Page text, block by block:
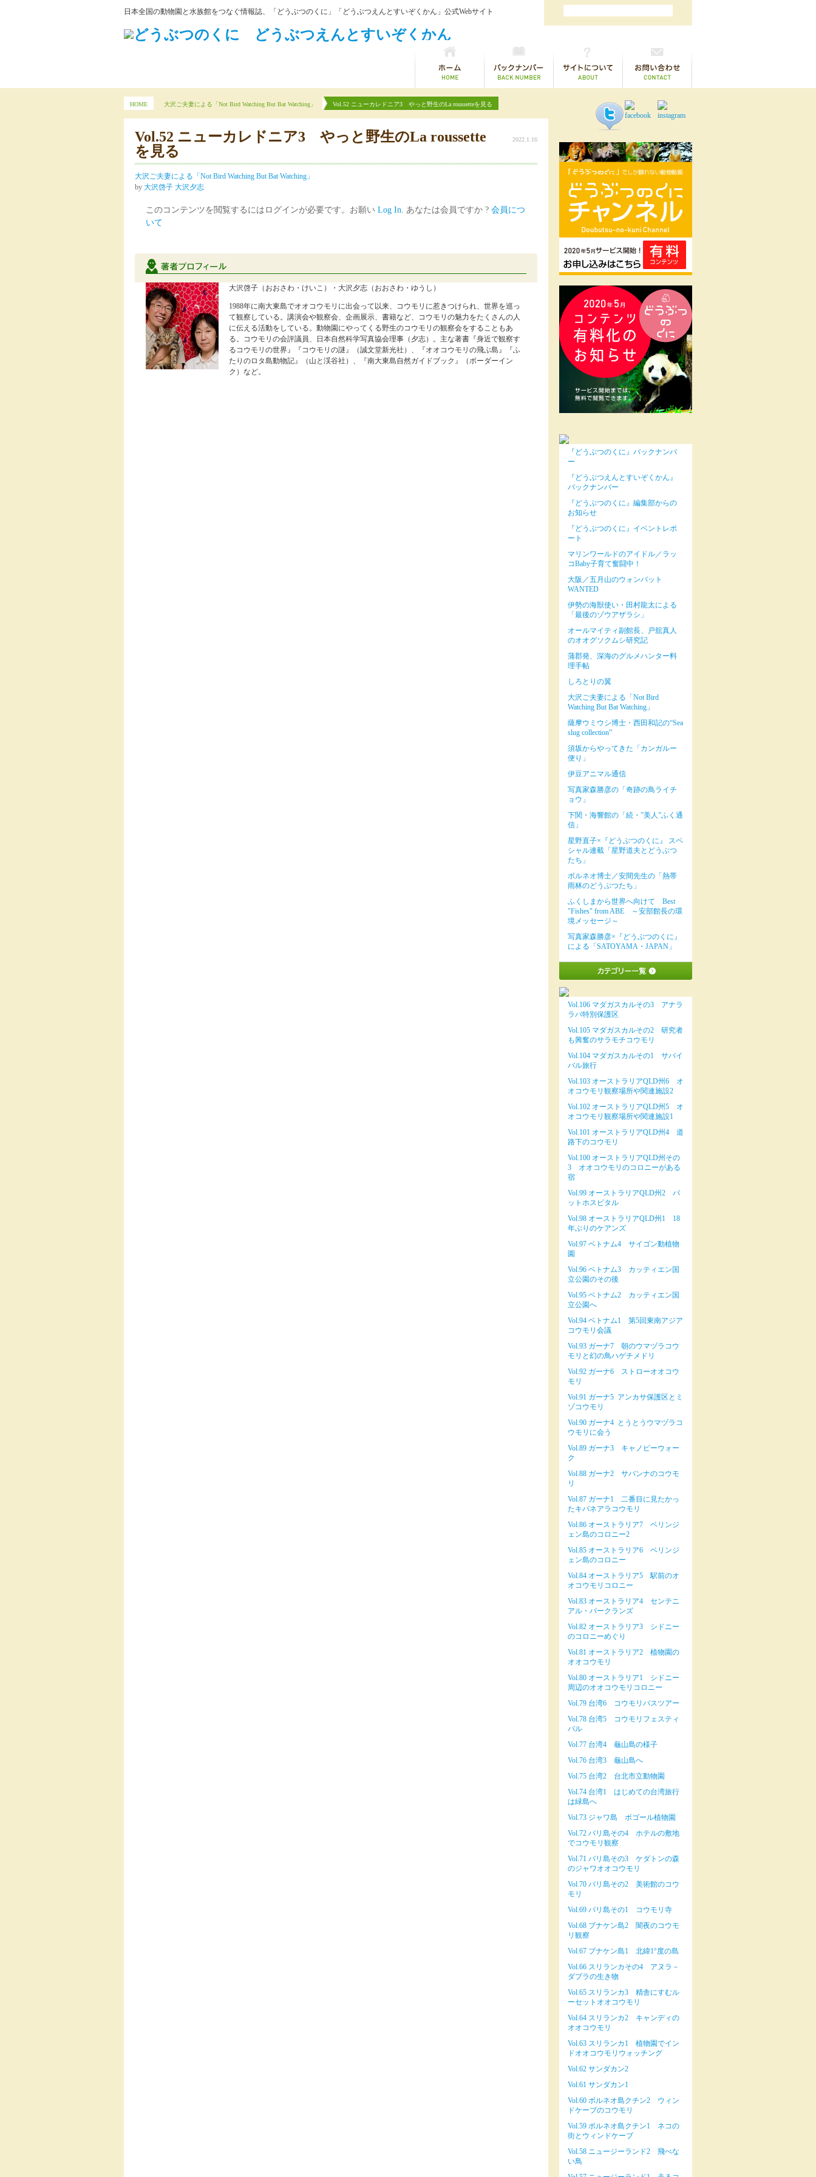
日本全国の動物園と水族館をつなぐ情報誌、「どうぶつのくに」「どうぶつえんとすいぞくかん」公式Webサイト
HOME 大沢ご夫妻による「Not Bird Watching But Bat Watching」 Vol.52 ニューカレドニア3 やっと野生のLa roussetteを見る
Vol.52 ニューカレドニア3 やっと野生のLa roussette
を見る
2022.1.16
大沢ご夫妻による「Not Bird Watching But Bat Watching」
by 大沢啓子 大沢夕志
このコンテンツを閲覧するにはログインが必要です。お願い Log In. あなたは会員ですか ? 会員につ
いて
大沢啓子（おおさわ・けいこ）・大沢夕志（おおさわ・ゆうし）
1988年に南大東島でオオコウモリに出会って以来、コウモリに惹きつけられ、世界を巡っ
て観察している。講演会や観察会、企画展示、書籍など、コウモリの魅力をたくさんの人
に伝える活動をしている。動物園にやってくる野生のコウモリの観察会をすることもあ
る。コウモリの会評議員、日本自然科学写真協会理事（夕志）。主な著書『身近で観察す
るコウモリの世界』『コウモリの謎』（誠文堂新光社）、『オオコウモリの飛ぶ島』『ふ
たりのロタ島動物記』（山と渓谷社）、『南大東島自然ガイドブック』（ボーダーイン
ク）など。
『どうぶつのくに』バックナンバ
ー
『どうぶつえんとすいぞくかん』
バックナンバー
『どうぶつのくに』編集部からの
お知らせ
『どうぶつのくに』イベントレポ
ート
マリンワールドのアイドル／ラッ
コBaby子育て奮闘中！
大阪／五月山のウォンバット
WANTED
伊勢の海獣使い・田村龍太による
「最後のゾウアザラシ」
オールマイティ副館長、戸舘真人
のオオグソクムシ研究記
蒲郡発、深海のグルメハンター料
理手帖
しろとりの翼
大沢ご夫妻による「Not Bird
Watching But Bat Watching」
薩摩ウミウシ博士・西田和記の“Sea
slug collection”
須坂からやってきた「カンガルー
便り」
伊豆アニマル通信
写真家森勝彦の「奇跡の鳥ライチ
ョウ」
下関・海響館の「続・”美人”ふく通
信」
星野直子×『どうぶつのくに』 スペ
シャル連載「星野道夫とどうぶつ
たち」
ボルネオ博士／安間先生の「熱帯
雨林のどうぶつたち」
ふくしまから世界へ向けて Best
"Fishes" from ABE ～安部館長の環
境メッセージ～
写真家森勝彦×『どうぶつのくに』
による「SATOYAMA・JAPAN」
Vol.106 マダガスカルその3 アナラ
ラバ特別保護区
Vol.105 マダガスカルその2 研究者
も興奮のサラモチコウモリ
Vol.104 マダガスカルその1 サバイ
バル旅行
Vol.103 オーストラリアQLD州6 オ
オコウモリ観察場所や関連施設2
Vol.102 オーストラリアQLD州5 オ
オコウモリ観察場所や関連施設1
Vol.101 オーストラリアQLD州4 道
路下のコウモリ
Vol.100 オーストラリアQLD州その
3 オオコウモリのコロニーがある
宿
Vol.99 オーストラリアQLD州2 バ
ットホスピタル
Vol.98 オーストラリアQLD州1 18
年ぶりのケアンズ
Vol.97 ベトナム4 サイゴン動植物
園
Vol.96 ベトナム3 カッティエン国
立公園のその後
Vol.95 ベトナム2 カッティエン国
立公園へ
Vol.94 ベトナム1 第5回東南アジア
コウモリ会議
Vol.93 ガーナ7 朝のウマヅラコウ
モリと幻の鳥ハゲチメドリ
Vol.92 ガーナ6 ストローオオコウ
モリ
Vol.91 ガーナ5 アンカサ保護区とミ
ゾコウモリ
Vol.90 ガーナ4 とうとうウマヅラコ
ウモリに会う
Vol.89 ガーナ3 キャノピーウォー
ク
Vol.88 ガーナ2 サバンナのコウモ
リ
Vol.87 ガーナ1 二番目に見たかっ
たキバネアラコウモリ
Vol.86 オーストラリア7 ベリンジ
ェン島のコロニー2
Vol.85 オーストラリア6 ベリンジ
ェン島のコロニー
Vol.84 オーストラリア5 駅前のオ
オコウモリコロニー
Vol.83 オーストラリア4 センテニ
アル・パークランズ
Vol.82 オーストラリア3 シドニー
のコロニーめぐり
Vol.81 オーストラリア2 植物園の
オオコウモリ
Vol.80 オーストラリア1 シドニー
周辺のオオコウモリコロニー
Vol.79 台湾6 コウモリバスツアー
Vol.78 台湾5 コウモリフェスティ
バル
Vol.77 台湾4 龜山島の様子
Vol.76 台湾3 龜山島へ
Vol.75 台湾2 台北市立動物園
Vol.74 台湾1 はじめての台湾旅行
は緑島へ
Vol.73 ジャワ島 ボゴール植物園
Vol.72 バリ島その4 ホテルの敷地
でコウモリ観察
Vol.71 バリ島その3 ケダトンの森
のジャワオオコウモリ
Vol.70 バリ島その2 美術館のコウ
モリ
Vol.69 バリ島その1 コウモリ寺
Vol.68 ブナケン島2 闇夜のコウモ
リ観察
Vol.67 ブナケン島1 北緯1°度の島
Vol.66 スリランカその4 アヌラ－
ダプラの生き物
Vol.65 スリランカ3 精舎にすむル
ーセットオオコウモリ
Vol.64 スリランカ2 キャンディの
オオコウモリ
Vol.63 スリランカ1 植物園でイン
ドオオコウモリウォッチング
Vol.62 サンダカン2
Vol.61 サンダカン1
Vol.60 ボルネオ島クチン2 ウィン
ドケーブのコウモリ
Vol.59 ボルネオ島クチン1 ネコの
街とウィンドケーブ
Vol.58 ニュージーランド2 飛べな
い鳥